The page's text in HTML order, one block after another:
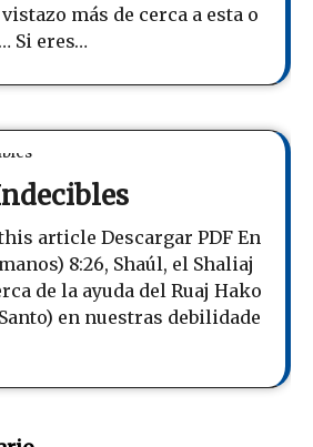
más de cerca a esta o
Si eres…
article Descargar PDF En
8:26, Shaúl, el Shaliaj
de la ayuda del Ruaj Hako
en nuestras debilidade